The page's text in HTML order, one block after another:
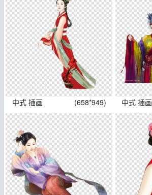
中式 插画 (658*949) 中式 插画